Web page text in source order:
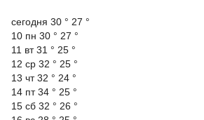
cегодня 30 ° 27 °
10 пн 30 ° 27 °
11 вт31 ° 25 °
12 ср 32 ° 25 °
13 чт32 ° 24 °
14 пт34 ° 25 °
15 сб 32 ° 26 °